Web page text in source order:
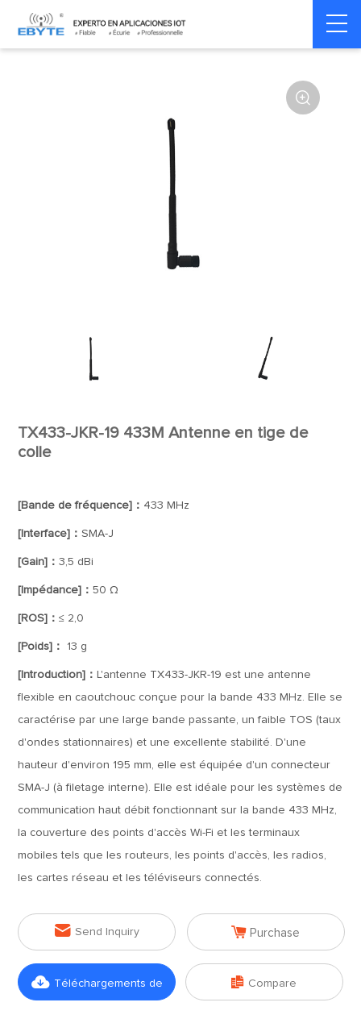
Home > Accessoires > Antenna

TX433-JKR-19 433M Antenne en tige de
colle
[Bande de fréquence]： 433 MHz
[Interface]：SMA-J
[Gain]：3,5 dBi
[Impédance]：50 Ω
[ROS]：≤ 2,0
[Poids]： 13 g
[Introduction]： L'antenne TX433-JKR-19 est une antenne
flexible en caoutchouc conçue pour la bande 433 MHz. Elle se
caractérise par une large bande passante, un faible TOS (taux
d'ondes stationnaires) et une excellente stabilité. D'une
hauteur d'environ 195 mm, elle est équipée d'un connecteur
SMA-J (à filetage interne). Elle est idéale pour les systèmes de
communication haut débit fonctionnant sur la bande 433 MHz,
la couverture des points d'accès Wi-Fi et les terminaux
mobiles tels que les routeurs, les points d'accès, les radios,
les cartes réseau et les téléviseurs connectés.
 Send Inquiry  Purchase
 Téléchargements de  Compare